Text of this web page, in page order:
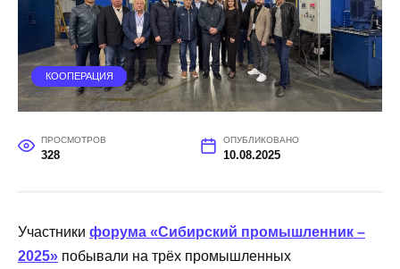
КООПЕРАЦИЯ
ПРОСМОТРОВ
328
ОПУБЛИКОВАНО
10.08.2025
Участники форума «Сибирский промышленник –
2025» побывали на трёх промышленных